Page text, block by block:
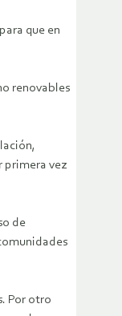
que en
renovables
primera vez
de
Por otro